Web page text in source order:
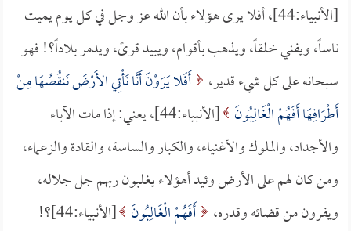
[الأنبياء:44]، أفلا يرى هؤلاء بأن الله عز وجل في كل يوم يميت
ناساً، ويفني خلقاً، ويذهب بأقوام، ويبيد قرىً، ويدمر بلاداً؟! فهو
سبحانه على كل شيء قدير، أَفَلا يَرَوْنَ أَنَّا نَأْتِي الأَرْضَ نَنقُصُهَا مِنْ
أَطْرَافِهَا أَفَهُمْ الْغَالِبُونَ
[الأنبياء:44]، يعني: إذا مات الآباء
والأجداد، والملوك والأغنياء، والكبار والساسة، والقادة والزعماء،
ومن كان لهم على الأرض وئيد أهؤلاء يغلبون ربهم جل جلاله،
ويفرون من قضائه وقدره، أَفَهُمْ الْغَالِبُونَ [الأنبياء:44]؟!